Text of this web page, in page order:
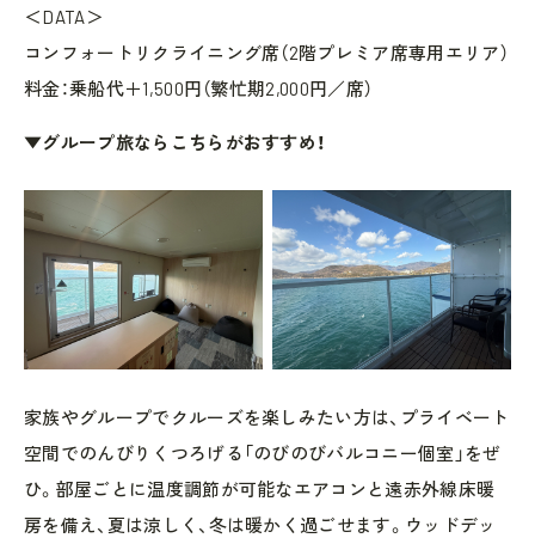
＜DATA＞
コンフォートリクライニング席（2階プレミア席専用エリア）
料金：乗船代＋1,500円（繁忙期2,000円／席）
▼グループ旅ならこちらがおすすめ！
家族やグループでクルーズを楽しみたい方は、プライベート
空間でのんびりくつろげる「のびのびバルコニー個室」をぜ
ひ。部屋ごとに温度調節が可能なエアコンと遠赤外線床暖
房を備え、夏は涼しく、冬は暖かく過ごせます。ウッドデッ